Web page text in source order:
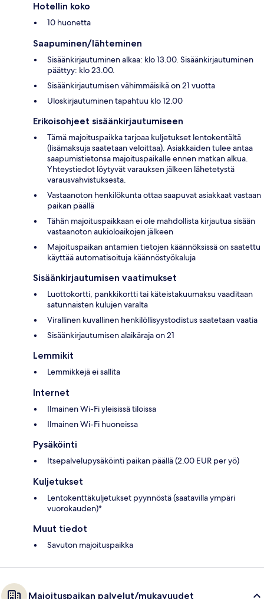
Hotellin koko
10 huonetta
Saapuminen/lähteminen
Sisäänkirjautuminen alkaa: klo 13.00. Sisäänkirjautuminen
päättyy: klo 23.00.
Sisäänkirjautumisen vähimmäisikä on 21 vuotta
Uloskirjautuminen tapahtuu klo 12.00
Erikoisohjeet sisäänkirjautumiseen
Tämä majoituspaikka tarjoaa kuljetukset lentokentältä
(lisämaksuja saatetaan veloittaa). Asiakkaiden tulee antaa
saapumistietonsa majoituspaikalle ennen matkan alkua.
Yhteystiedot löytyvät varauksen jälkeen lähetetystä
varausvahvistuksesta.
Vastaanoton henkilökunta ottaa saapuvat asiakkaat vastaan
paikan päällä
Tähän majoituspaikkaan ei ole mahdollista kirjautua sisään
vastaanoton aukioloaikojen jälkeen
Majoituspaikan antamien tietojen käännöksissä on saatettu
käyttää automatisoituja käännöstyökaluja
Sisäänkirjautumisen vaatimukset
Luottokortti, pankkikortti tai käteistakuumaksu vaaditaan
satunnaisten kulujen varalta
Virallinen kuvallinen henkilöllisyystodistus saatetaan vaatia
Sisäänkirjautumisen alaikäraja on 21
Lemmikit
Lemmikkejä ei sallita
Internet
Ilmainen Wi-Fi yleisissä tiloissa
Ilmainen Wi-Fi huoneissa
Pysäköinti
Itsepalvelupysäköinti paikan päällä (2.00 EUR per yö)
Kuljetukset
Lentokenttäkuljetukset pyynnöstä (saatavilla ympäri
vuorokauden)*
Muut tiedot
Savuton majoituspaikka
Majoituspaikan palvelut/mukavuudet